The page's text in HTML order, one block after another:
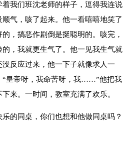
我们班沈老师的样子，逗得我连说
气，咳了起来。他一看嘻嘻地笑了
，搞恶作剧倒是挺聪明的。咳完，
，我就更生气了。他一见我生气就
反应过来，他一下子就像求人一
“皇帝呀，我命苦呀，我……”他把我
来。一时间，教室充满了欢乐。
同桌，你们也想和他做同桌吗？